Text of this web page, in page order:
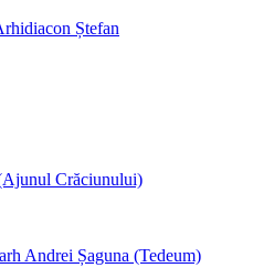
Ștefan
Crăciunului)
Andrei Șaguna (Tedeum)